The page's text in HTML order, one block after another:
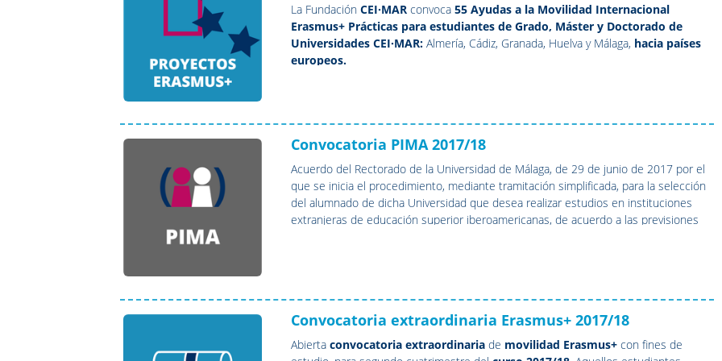
La FundaciónCEI·MAR convoca55 Ayudas a la Movilidad Internacional
Erasmus+ Prácticas para estudiantes de Grado, Máster y Doctorado de
Universidades CEI·MAR:Almería, Cádiz, Granada, Huelva y Málaga, hacia países
europeos.
Convocatoria PIMA 2017/18
Acuerdo del Rectorado de la Universidad de Málaga, de 29 de junio de 2017 por el
que se inicia el procedimiento, mediante tramitación simplificada, para la selección
del alumnado de dicha Universidad que desea realizar estudios en instituciones
extranjeras de educación superior iberoamericanas, de acuerdo a las previsiones
Convocatoria extraordinaria Erasmus+ 2017/18
Abiertaconvocatoria extraordinaria de movilidad Erasmus+ con fines de